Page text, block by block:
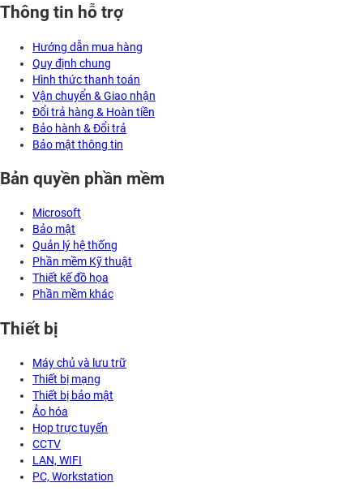
Thông tin hỗ trợ
Hướng dẫn mua hàng
Quy định chung
Hình thức thanh toán
Vận chuyển & Giao nhận
Đổi trả hàng & Hoàn tiền
Bảo hành & Đổi trả
Bảo mật thông tin
Bản quyền phần mềm
Microsoft
Bảo mật
Quản lý hệ thống
Phần mềm Kỹ thuật
Thiết kế đồ họa
Phần mềm khác
Thiết bị
Máy chủ và lưu trữ
Thiết bị mạng
Thiết bị bảo mật
Ảo hóa
Họp trực tuyến
CCTV
LAN, WIFI
PC, Workstation